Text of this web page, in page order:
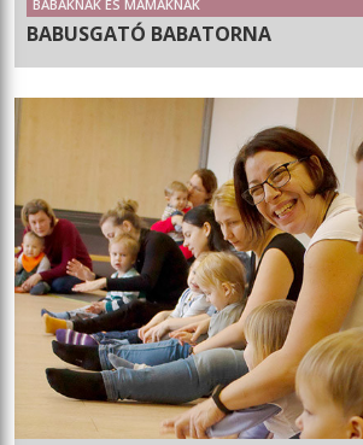
BABÁKNAK ÉS MAMÁKNAK
BABUSGATÓ BABATORNA